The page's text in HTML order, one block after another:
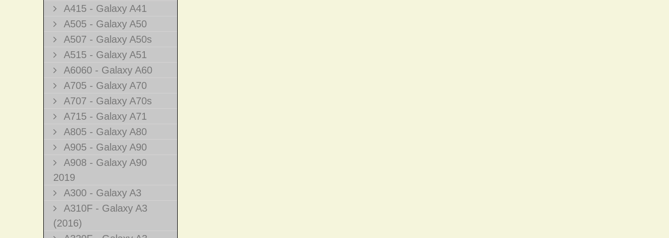
A415 - Galaxy A41
A505 - Galaxy A50
A507 - Galaxy A50s
A515 - Galaxy A51
A6060 - Galaxy A60
A705 - Galaxy A70
A707 - Galaxy A70s
A715 - Galaxy A71
A805 - Galaxy A80
A905 - Galaxy A90
A908 - Galaxy A90
2019
A300 - Galaxy A3
A310F - Galaxy A3
(2016)